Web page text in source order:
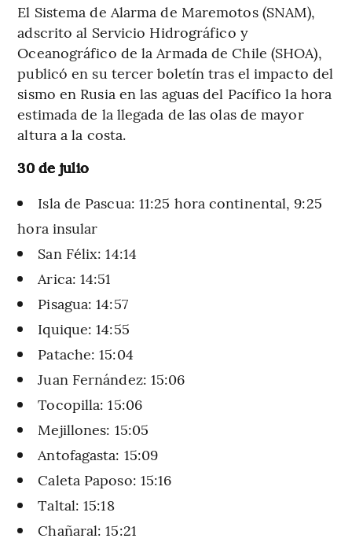
El Sistema de Alarma de Maremotos (SNAM),
adscrito al Servicio Hidrográfico y
Oceanográfico de la Armada de Chile (SHOA),
publicó en su tercer boletín tras el impacto del
sismo en Rusia en las aguas del Pacífico la hora
estimada de la llegada de las olas de mayor
altura a la costa.
30 de julio
Isla de Pascua: 11:25 hora continental, 9:25
hora insular
San Félix: 14:14
Arica: 14:51
Pisagua: 14:57
Iquique: 14:55
Patache: 15:04
Juan Fernández: 15:06
Tocopilla: 15:06
Mejillones: 15:05
Antofagasta: 15:09
Caleta Paposo: 15:16
Taltal: 15:18
Chañaral: 15:21